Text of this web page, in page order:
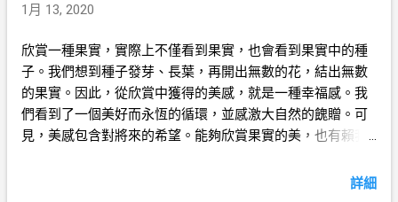
1月 13, 2020
欣賞一種果實，實際上不僅看到果實，也會看到果實中的種
子。我們想到種子發芽、長葉，再開出無數的花，結出無數
的果實。因此，從欣賞中獲得的美感，就是一種幸福感。我
們看到了一個美好而永恆的循環，並感激大自然的餽贈。可
見，美感包含對將來的希望。能夠欣賞果實的美，也有賴我
詳細